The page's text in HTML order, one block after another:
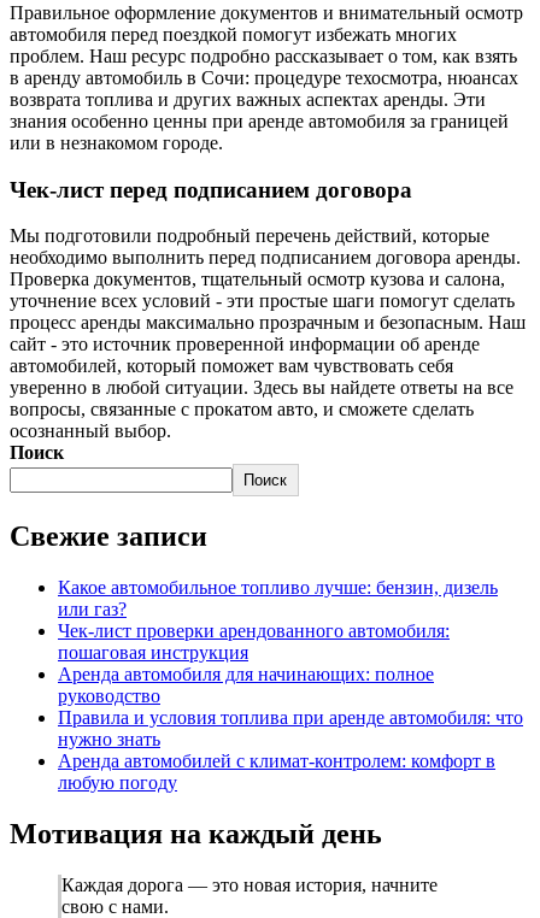
Правильное оформление документов и внимательный осмотр
автомобиля перед поездкой помогут избежать многих
проблем. Наш ресурс подробно рассказывает о том, как взять
в аренду автомобиль в Сочи: процедуре техосмотра, нюансах
возврата топлива и других важных аспектах аренды. Эти
знания особенно ценны при аренде автомобиля за границей
или в незнакомом городе.
Чек-лист перед подписанием договора
Мы подготовили подробный перечень действий, которые
необходимо выполнить перед подписанием договора аренды.
Проверка документов, тщательный осмотр кузова и салона,
уточнение всех условий - эти простые шаги помогут сделать
процесс аренды максимально прозрачным и безопасным. Наш
сайт - это источник проверенной информации об аренде
автомобилей, который поможет вам чувствовать себя
уверенно в любой ситуации. Здесь вы найдете ответы на все
вопросы, связанные с прокатом авто, и сможете сделать
осознанный выбор.
Поиск
Поиск
Свежие записи
Какое автомобильное топливо лучше: бензин, дизель
или газ?
Чек-лист проверки арендованного автомобиля:
пошаговая инструкция
Аренда автомобиля для начинающих: полное
руководство
Правила и условия топлива при аренде автомобиля: что
нужно знать
Аренда автомобилей с климат-контролем: комфорт в
любую погоду
Мотивация на каждый день
Каждая дорога — это новая история, начните
свою с нами.